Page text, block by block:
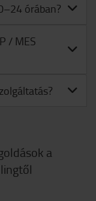
órában?
/ MES
a